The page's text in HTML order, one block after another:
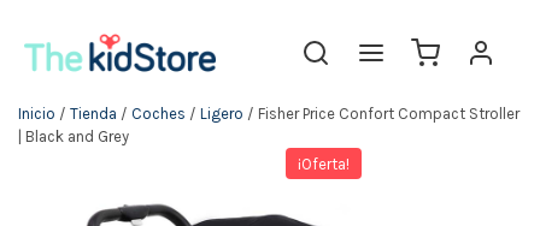
Inicio / Tienda / Coches / Ligero / Fisher Price Confort Compact Stroller
| Black and Grey
¡Oferta!